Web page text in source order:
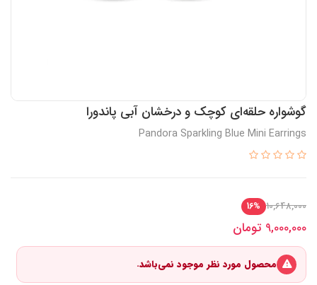
گوشواره حلقه‌ای کوچک و درخشان آبی پاندورا
Pandora Sparkling Blue Mini Earrings
10,648,000
16%
9,000,000 تومان
محصول مورد نظر موجود نمی‌باشد.